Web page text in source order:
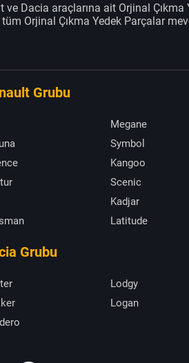
ve Dacia araçlarına ait Orjinal
Orjinal Çıkma Yedek Parçalar
Grubu
Megane
Symbol
Kangoo
Scenic
Kadjar
Latitude
Grubu
Lodgy
Logan